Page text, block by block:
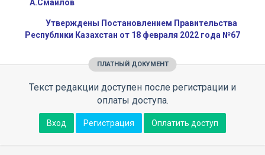
А.Смаилов
Утверждены Постановлением Правительства
Республики Казахстан от 18 февраля 2022 года №67
ПЛАТНЫЙ ДОКУМЕНТ
Текст редакции доступен после регистрации и
оплаты доступа.
Вход Регистрация Оплатить доступ